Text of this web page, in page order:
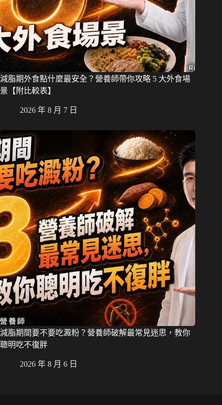
減脂期外食點什麼最安全？營養師帶你攻略 5 大外食場
景【附比較表】
2026 年 8 月 7 日
減脂期間要不要吃澱粉？營養師破解最常見迷思，教你
聰明吃不復胖
2026 年 8 月 6 日